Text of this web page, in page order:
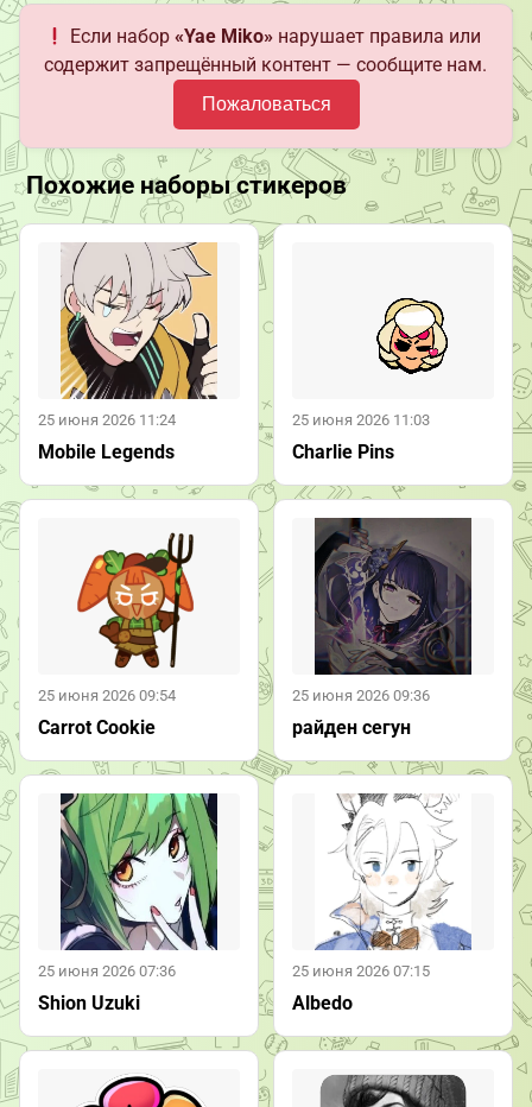
Если набор«Yae Miko» нарушает правила или
содержит запрещённый контент — сообщите нам.
Пожаловаться
Похожие наборы стикеров
25 июня 2026 11:24
Mobile Legends
25 июня 2026 11:03
Charlie Pins
25 июня 2026 09:54
Carrot Cookie
25 июня 2026 09:36
райден сегун
25 июня 2026 07:36
Shion Uzuki
25 июня 2026 07:15
Albedo